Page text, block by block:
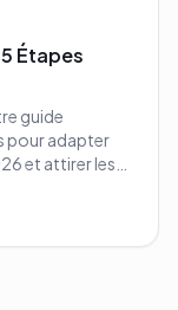
Étapes
guide
pour adapter
et attirer les